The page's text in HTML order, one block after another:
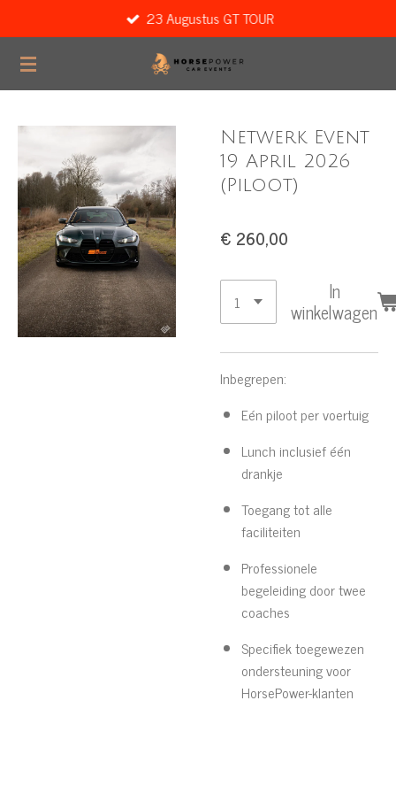
direct
naar
23 Augustus GT TOUR
Netwerk Event
19 April 2026
(Piloot)
€ 260,00
In
winkelwagen
Inbegrepen:
Eén piloot per voertuig
Lunch inclusief één
drankje
Toegang tot alle
faciliteiten
Professionele
begeleiding door twee
coaches
Specifiek toegewezen
ondersteuning voor
HorsePower-klanten